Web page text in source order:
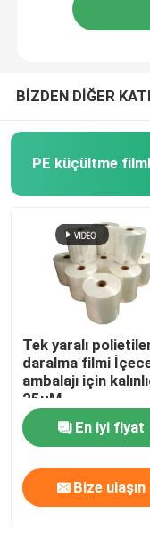
POF Shrink
pvc büzülme filmi
PE koruyucu film
CPP döküm
Açık BOPP filmi
Kısaltma Kol
Plastik yelek
BİZDEN DİĞER
PE küçültme
Tek yaralı
daralma filmi
ambalajı için
25μM
En iyi fiyat
Bize ulaşın